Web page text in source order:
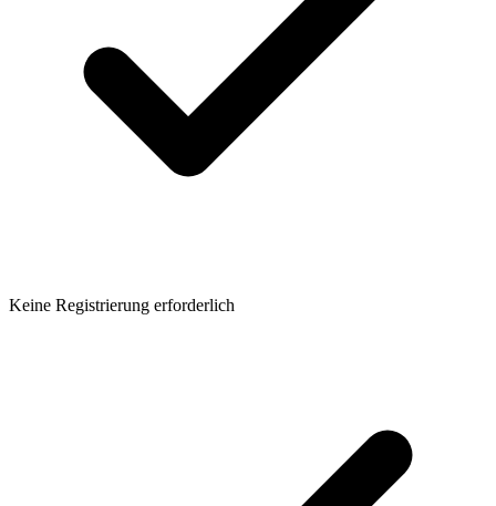
Keine Registrierung erforderlich